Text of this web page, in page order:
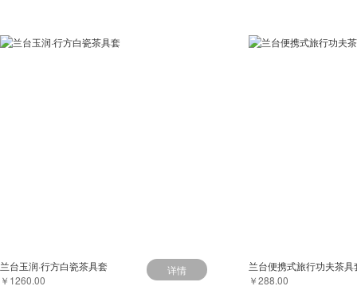
兰台玉润·行方白瓷茶具套
￥1260.00
详情
兰台便携式旅行功夫茶具
￥288.00